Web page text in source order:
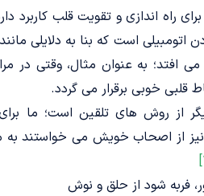
راه اندازی و تقویت قلب کاربرد
اتومبیلی است که بنا به دلایلی
افتد؛ به عنوان مثال، وقتی در
قلبی خوبی برقرار می گردد.
از روش های تلقین است؛ ما
از اصحاب خویش می خواستند به
فربه شود از حلق و نوش